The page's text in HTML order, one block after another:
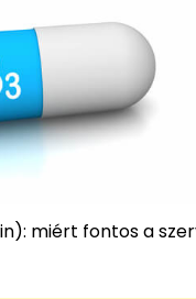
miért fontos a